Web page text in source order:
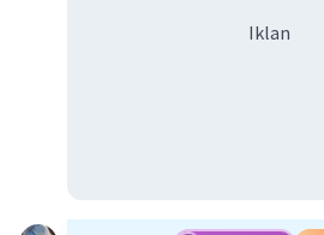
Iklan